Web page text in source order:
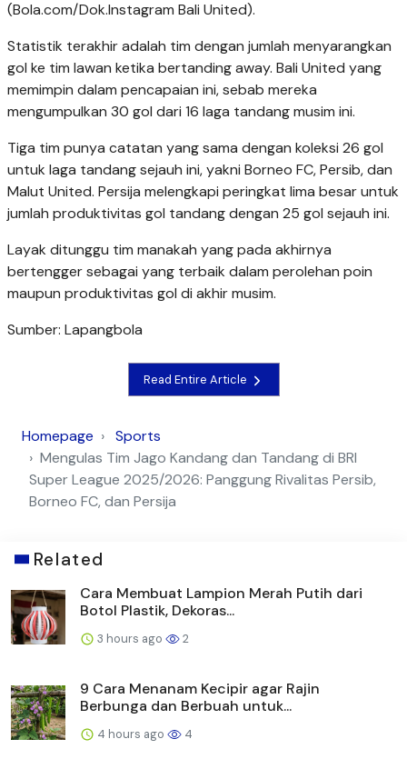
(Bola.com/Dok.Instagram Bali United).
Statistik terakhir adalah tim dengan jumlah menyarangkan
gol ke tim lawan ketika bertanding away. Bali United yang
memimpin dalam pencapaian ini, sebab mereka
mengumpulkan 30 gol dari 16 laga tandang musim ini.
Tiga tim punya catatan yang sama dengan koleksi 26 gol
untuk laga tandang sejauh ini, yakni Borneo FC, Persib, dan
Malut United. Persija melengkapi peringkat lima besar untuk
jumlah produktivitas gol tandang dengan 25 gol sejauh ini.
Layak ditunggu tim manakah yang pada akhirnya
bertengger sebagai yang terbaik dalam perolehan poin
maupun produktivitas gol di akhir musim.
Sumber: Lapangbola
Read Entire Article
Homepage
Sports
Mengulas Tim Jago Kandang dan Tandang di BRI
Super League 2025/2026: Panggung Rivalitas Persib,
Borneo FC, dan Persija
Related
Cara Membuat Lampion Merah Putih dari
Botol Plastik, Dekoras...
3 hours ago 2
9 Cara Menanam Kecipir agar Rajin
Berbunga dan Berbuah untuk...
4 hours ago 4